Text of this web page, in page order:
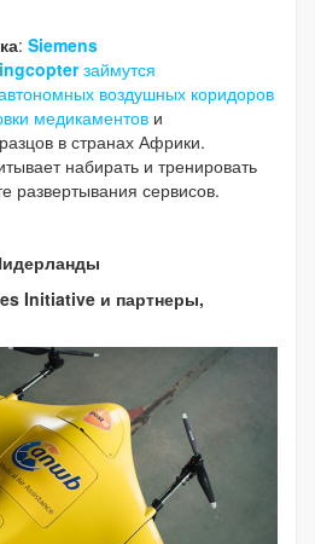
: Siemens
займутся
воздушных коридоров
медикаментов и
в странах Африки.
набирать и тренировать
развертывания сервисов.
Initiative и партнеры,